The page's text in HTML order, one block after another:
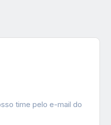
time pelo e-mail do